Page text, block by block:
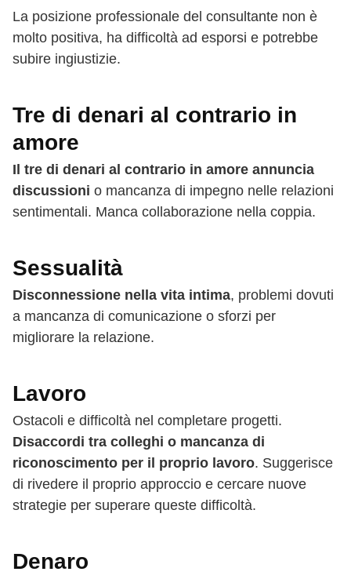
La posizione professionale del consultante non è
molto positiva, ha difficoltà ad esporsi e potrebbe
subire ingiustizie.
Tre di denari al contrario in
amore
Il tre di denari al contrario in amore annuncia
discussioni o mancanza di impegno nelle relazioni
sentimentali. Manca collaborazione nella coppia.
Sessualità
Disconnessione nella vita intima, problemi dovuti
a mancanza di comunicazione o sforzi per
migliorare la relazione.
Lavoro
Ostacoli e difficoltà nel completare progetti.
Disaccordi tra colleghi o mancanza di
riconoscimento per il proprio lavoro. Suggerisce
di rivedere il proprio approccio e cercare nuove
strategie per superare queste difficoltà.
Denaro